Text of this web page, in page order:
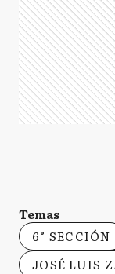
Temas
6° SECCIÓN
JOSÉ LUIS